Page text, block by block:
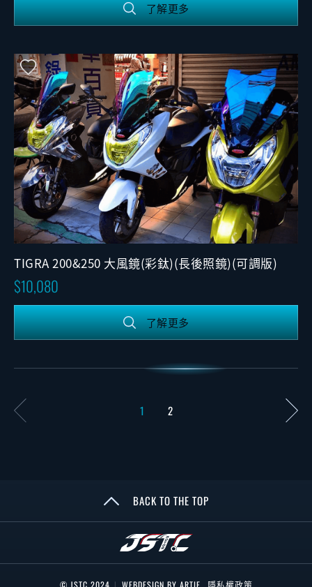
了解更多
TIGRA 200&250 大風鏡(彩鈦)(長後照鏡)(可調版)
10,080
了解更多
1 2
BACK TO THE TOP
© JSTC 2024 | WEBDESIGN BY ARTIE 隱私權政策